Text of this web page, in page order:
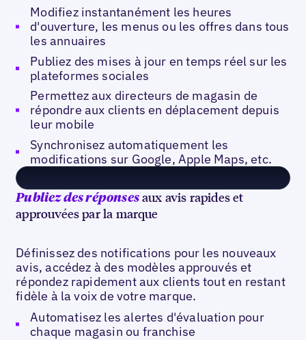
Modifiez instantanément les heures
d'ouverture, les menus ou les offres dans tous
les annuaires
Publiez des mises à jour en temps réel sur les
plateformes sociales
Permettez aux directeurs de magasin de
répondre aux clients en déplacement depuis
leur mobile
Synchronisez automatiquement les
modifications sur Google, Apple Maps, etc.
Publiez des réponsesaux avis rapides et
approuvées par la marque
Définissez des notifications pour les nouveaux
avis, accédez à des modèles approuvés et
répondez rapidement aux clients tout en restant
fidèle à la voix de votre marque.
Automatisez les alertes d'évaluation pour
chaque magasin ou franchise